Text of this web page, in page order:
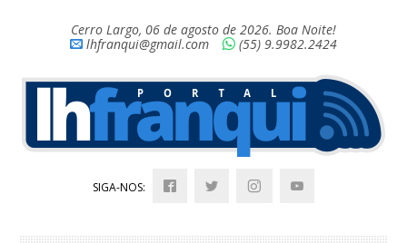
Cerro Largo, 06 de agosto de 2026. Boa Noite!
lhfranqui@gmail.com
(55) 9.9982.2424
SIGA-NOS: